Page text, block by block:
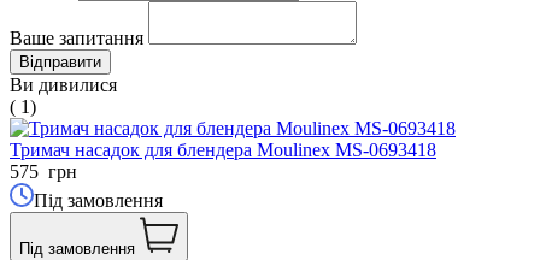
Ваше запитання
Ви дивилися
( 1)
Тримач насадок для блендера Moulinex MS-0693418
575 грн
Під замовлення
Під замовлення